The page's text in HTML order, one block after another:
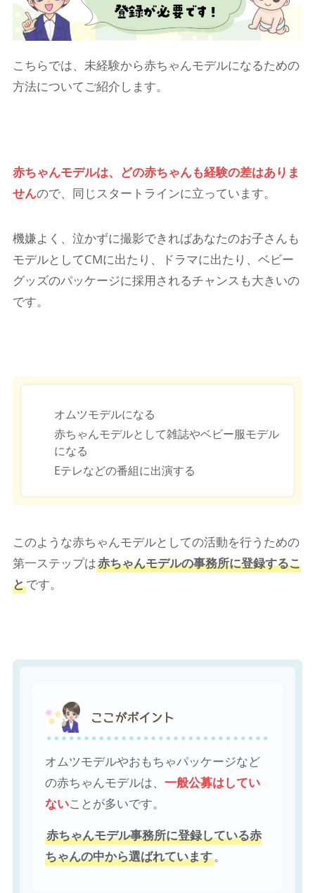
こちらでは、未経験から赤ちゃんモデルになるための
方法についてご紹介します。
赤ちゃんモデルは、どの赤ちゃんも経験の差はありま
せんので、同じスタートラインに立っています。
機嫌よく、泣かずに撮影できればあなたのお子さんも
モデルとしてCMに出たり、ドラマに出たり、ベビー
グッズのパッケージに採用されるチャンスも大きいの
です。
オムツモデルになる
赤ちゃんモデルとして雑誌やベビー服モデル
になる
Eテレなどの番組に出演する
このような赤ちゃんモデルとしての活動を行うための
第一ステップは赤ちゃんモデルの事務所に登録するこ
とです。
ここがポイント
オムツモデルやおもちゃパッケージなど
の赤ちゃんモデルは、 一般公募はしてい
ないことが多いです。
赤ちゃんモデル事務所に登録している赤
ちゃんの中から選ばれています。